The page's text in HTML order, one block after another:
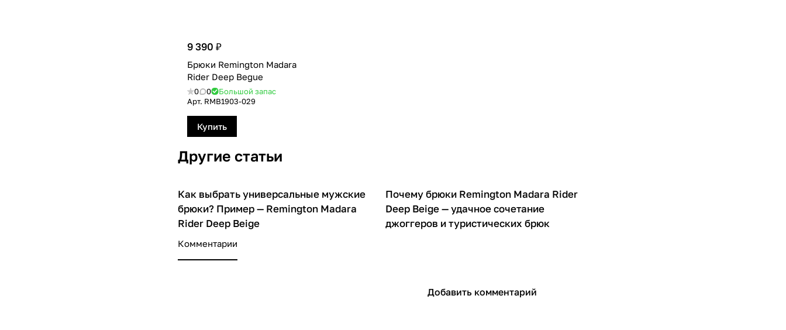
9 390 ₽
Брюки Remington Madara
Rider Deep Begue
0 0
Большой запас
Арт. RMВ1903-029
Купить
Другие статьи
О товарах
Как выбрать универсальные мужские
брюки? Пример — Remington Madara
Rider Deep Beige
О товарах
Почему брюки Remington Madara Rider
Deep Beige — удачное сочетание
джоггеров и туристических брюк
Комментарии
Добавить комментарий